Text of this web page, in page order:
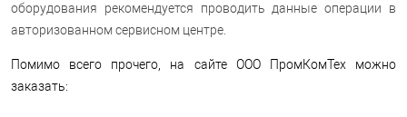
оборудования рекомендуется проводить данные операции в
авторизованном сервисном центре.
Помимо всего прочего, на сайте ООО ПромКомТех можно
заказать: